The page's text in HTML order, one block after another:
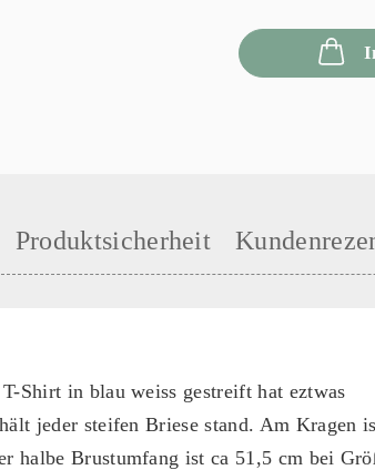
Produktsicherheit
Shirt in blau weiss gestreift hat eztwas
jeder steifen Briese stand. Am Kragen
halbe Brustumfang ist ca 51,5 cm bei